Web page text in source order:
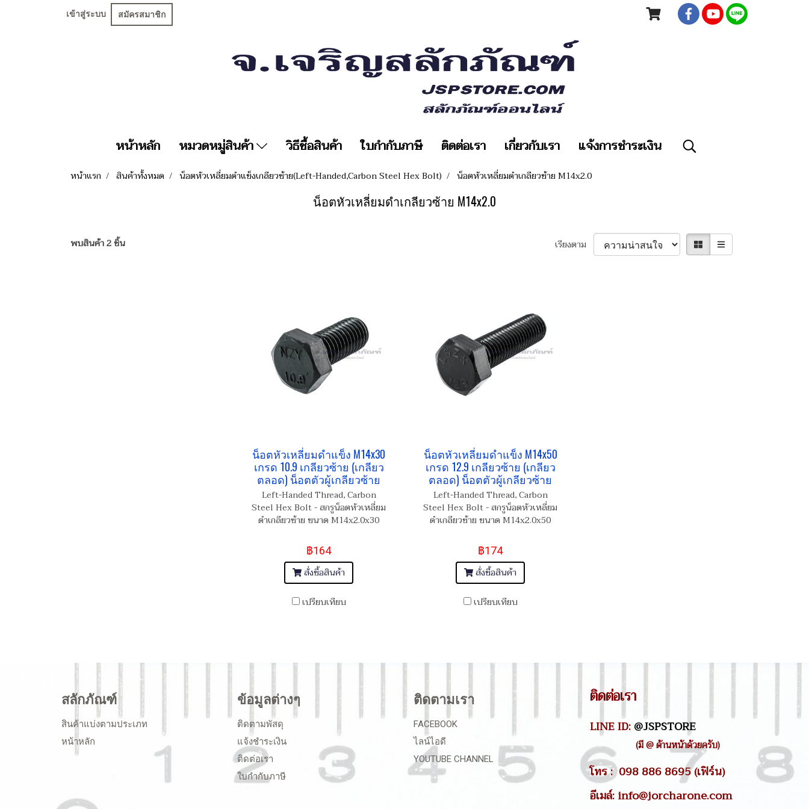
เข้าสู่ระบบ สมัครสมาชิก
หน้าหลัก หมวดหมู่สินค้า วิธีซื้อสินค้า ใบกำกับภาษี ติดต่อเรา เกี่ยวกับเรา แจ้งการชำระเงิน
หน้าแรก สินค้าทั้งหมด น็อตหัวเหลี่ยมดำแข็งเกลียวซ้าย(Left-Handed,Carbon Steel Hex Bolt) น็อตหัวเหลี่ยมดำเกลียวซ้าย M14x2.0
น็อตหัวเหลี่ยมดำเกลียวซ้าย M14x2.0
พบสินค้า 2 ชิ้น เรียงตาม
น็อตหัวเหลี่ยมดำแข็ง M14x30
เกรด 10.9 เกลียวซ้าย (เกลียว
ตลอด) น็อตตัวผู้เกลียวซ้าย
Left-Handed Thread, Carbon
Steel Hex Bolt - สกรูน็อตหัวเหลี่ยม
ดำเกลียวซ้าย ขนาด M14x2.0x30
฿164
สั่งซื้อสินค้า
เปรียบเทียบ
น็อตหัวเหลี่ยมดำแข็ง M14x50
เกรด 12.9 เกลียวซ้าย (เกลียว
ตลอด) น็อตตัวผู้เกลียวซ้าย
Left-Handed Thread, Carbon
Steel Hex Bolt - สกรูน็อตหัวเหลี่ยม
ดำเกลียวซ้าย ขนาด M14x2.0x50
฿174
สั่งซื้อสินค้า
เปรียบเทียบ
สลักภัณฑ์
สินค้าแบ่งตามประเภท
หน้าหลัก
ข้อมูลต่างๆ
ติดตามพัสดุ
แจ้งชำระเงิน
ติดต่อเรา
ใบกำกับภาษี
ติดตามเรา
FACEBOOK
ไลน์ไอดี
YOUTUBE CHANNEL
ติดต่อเรา
LINE ID:@JSPSTORE
(มี @ ด้านหน้าด้วยครับ)
โทร : 098 886 8695 (เฟิร์น)
อีเมล์: info@jorcharone.com